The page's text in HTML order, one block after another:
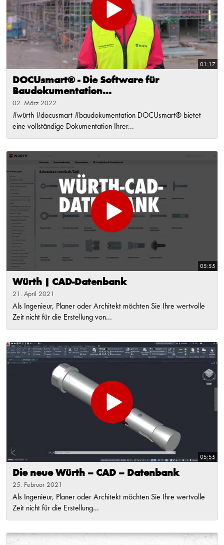
01:17
DOCUsmart® - Die Software für
Baudokumentation...
02. März 2022
#würth #docusmart #baudokumentation DOCUsmart® bietet
eine vollständige Dokumentation Ihrer...
05:55
Würth | CAD-Datenbank
21. April 2021
Als Ingenieur, Planer oder Architekt möchten Sie Ihre wertvolle
Zeit nicht für die Erstellung von...
05:55
Die neue Würth – CAD – Datenbank
25. Februar 2021
​Als Ingenieur, Planer oder Architekt möchten Sie Ihre wertvolle
Zeit nicht für die Erstellung...